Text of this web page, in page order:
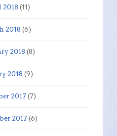
(11)
2018 (6)
2018 (8)
2018 (9)
2017 (7)
2017(6)